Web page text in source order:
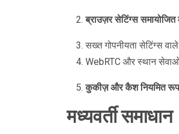
ब्राउज़र सेटिंग्स
सख्त गोपनीयता सेटिंग्स
WebRTC और स्थान
कुकीज़ और कैश नियमित
मध्यवर्ती समाधान